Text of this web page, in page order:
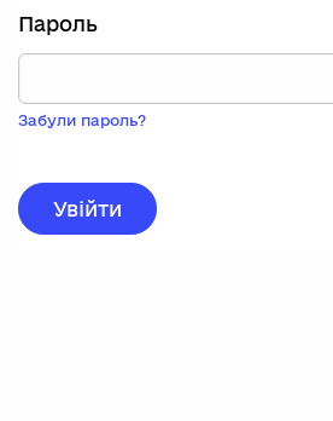
вас
немає
запису,
натисніть
реєстрації.
Пароль
Забули пароль?
Увійти